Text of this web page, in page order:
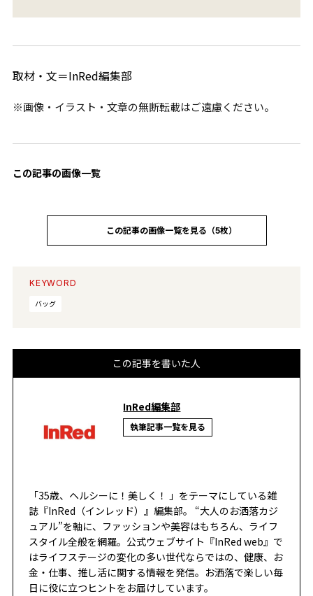
取材・文＝InRed編集部
※画像・イラスト・文章の無断転載はご遠慮ください。
この記事の画像一覧
この記事の画像一覧を見る（5枚）
KEYWORD
バッグ
この記事を書いた人
InRed編集部
執筆記事一覧を見る
「35歳、ヘルシーに！美しく！ 」をテーマにしている雑
誌『InRed（インレッド）』編集部。 “大人のお洒落カジ
ュアル”を軸に、ファッションや美容はもちろん、ライフ
スタイル全般を網羅。公式ウェブサイト『InRed web』で
はライフステージの変化の多い世代ならではの、健康、お
金・仕事、推し活に関する情報を発信。お洒落で楽しい毎
日に役に立つヒントをお届けしています。